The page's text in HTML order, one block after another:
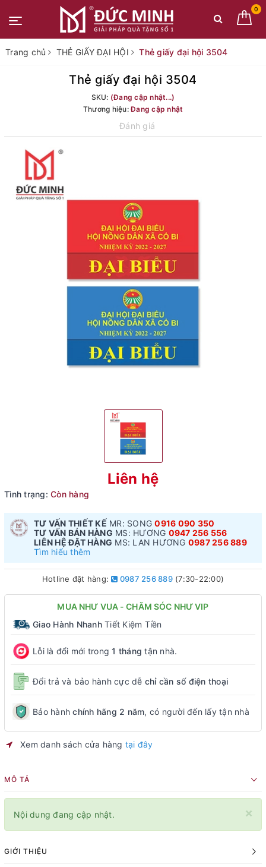
0
Trang chủ THẺ GIẤY ĐẠI HỘI Thẻ giấy đại hội 3504
Thẻ giấy đại hội 3504
SKU: (Đang cập nhật...)
Thương hiệu:Đang cập nhật
Đánh giá
Liên hệ
Tình trạng: Còn hàng
TƯ VẤN THIẾT KẾ MR: SONG0916 090 350
TƯ VẤN BÁN HÀNG MS: HƯƠNG 0947 256 556
LIÊN HỆ ĐẶT HÀNG MS: LAN HƯƠNG 0987 256 889
Tìm hiểu thêm
Hotline đặt hàng: 0987 256 889(7:30-22:00)
MUA NHƯ VUA - CHĂM SÓC NHƯ VIP
Giao Hành NhanhTiết Kiệm Tiền
Lỗi là đổi mới trong1 tháng tận nhà.
Đổi trả và bảo hành cực dễ chỉ cần số điện thoại
Bảo hànhchính hãng 2 năm, có người đến lấy tận nhà
Xem danh sách cửa hàng tại đây
MÔ TẢ
×
Nội dung đang cập nhật.
GIỚI THIỆU